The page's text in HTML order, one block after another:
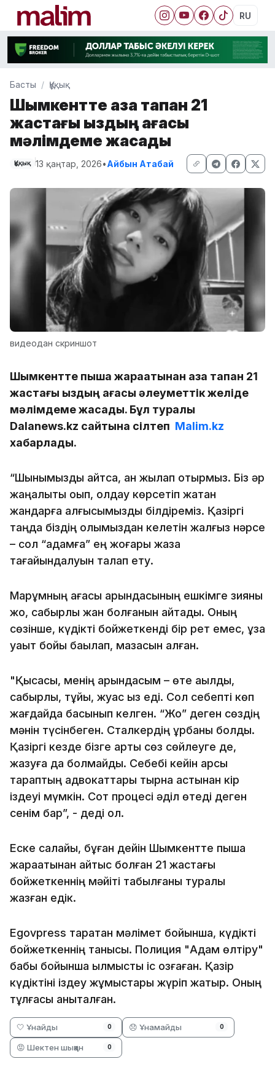
RU
Басты Құқық
Шымкентте қаза тапқан 21
жастағы қыздың ағасы
мәлімдеме жасады
Құқық 13 қаңтар, 2026•Айбын Атабай
видеодан скриншот
Шымкентте пышақ жарақатынан қаза тапқан 21
жастағы қыздың ағасы әлеуметтік желіде
мәлімдеме жасады. Бұл туралы
Dalanews.kz сайтына сілтеп Malim.kz
хабарлады.
“Шынымызды айтсақ, қан жылап отырмыз. Біз әр
жаңалықты оқып, қолдау көрсетіп жатқан
жандарға алғысымызды білдіреміз. Қазіргі
таңда біздің қолымыздан келетін жалғыз нәрсе
– сол “адамға” ең жоғары жаза
тағайындалуын талап ету.
Марқұмның ағасы қарындасының ешкімге зияны
жоқ, сабырлы жан болғанын айтады. Оның
сөзінше, күдікті бойжеткенді бір рет емес, ұзақ
уақыт бойы бақылап, мазасын алған.
"Қысқасы, менің қарындасым – өте ақылды,
сабырлы, тұйық, жуас қыз еді. Сол себепті көп
жағдайда басынып келген. “Жоқ” деген сөздің
мәнін түсінбеген. Сталкердің құрбаны болды.
Қазіргі кезде бізге артық сөз сөйлеуге де,
жазуға да болмайды. Себебі кейін қарсы
тараптың адвокаттары тырнақ астынан кір
іздеуі мүмкін. Сот процесі әділ өтеді деген
сенім бар”, - деді ол.
Еске салайық, бұған дейін Шымкентте пышақ
жарақатынан қайтыс болған 21 жастағы
бойжеткеннің мәйіті табылғаны туралы
жазған едік.
Egovpress таратқан мәлімет бойынша, күдікті
бойжеткеннің танысы. Полиция "Адам өлтіру"
бабы бойынша қылмыстық іс қозғаған. Қазір
күдіктіні іздеу жұмыстары жүріп жатыр. Оның
тұлғасы анықталған.
🤍 Ұнайды 0 😞 Ұнамайды 0
😡 Шектен шыққан 0